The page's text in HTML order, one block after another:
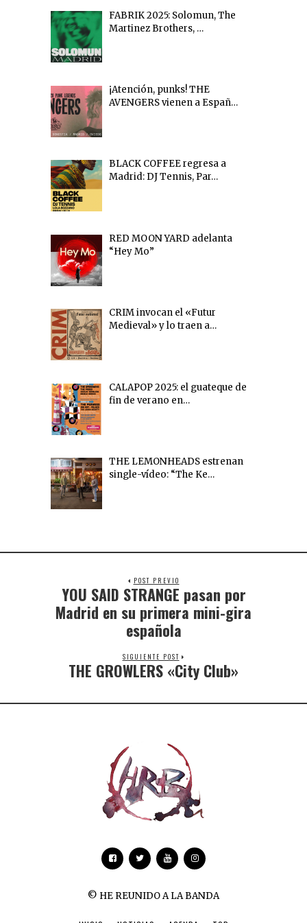
FABRIK 2025: Solomun, The
Martinez Brothers, …
¡Atención, punks! THE
AVENGERS vienen a Españ…
BLACK COFFEE regresa a
Madrid: DJ Tennis, Par…
RED MOON YARD adelanta
“Hey Mo”
CRIM invocan el «Futur
Medieval» y lo traen a…
CALAPOP 2025: el guateque de
fin de verano en…
THE LEMONHEADS estrenan
single-vídeo: “The Ke…
POST PREVIO
YOU SAID STRANGE pasan por
Madrid en su primera mini-gira
española
SIGUIENTE POST
THE GROWLERS «City Club»
© HE REUNIDO A LA BANDA